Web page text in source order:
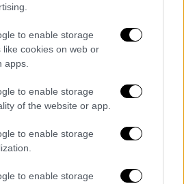
to enable storage
like cookies on web or
apps.
to enable storage
of the website or app.
to enable storage
to enable storage